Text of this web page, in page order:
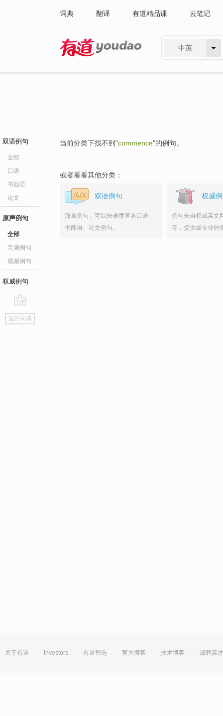
词典 翻译 有道精品课 云笔记
中英
双语例句
全部
口语
书面语
论文
原声例句
全部
音频例句
视频例句
权威例句
go
top
返回词典
当前分类下找不到"commence"的例句。
或者看看其他分类：
双语例句
海量例句，可以按难度查看口语、
书面语、论文例句。
权威
例句来自权威英文
等，提供最专业的
关于有道 Investors 有道智选 官方博客 技术博客 诚聘英才